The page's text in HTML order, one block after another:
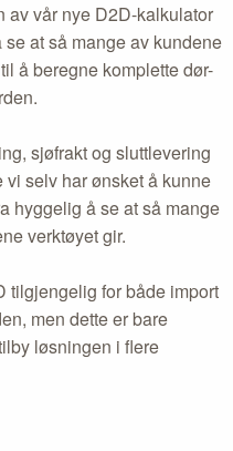
av vår nye D2D-kalkulator
at så mange av kundene
å beregne komplette dør-
sjøfrakt og sluttlevering
selv har ønsket å kunne
hyggelig å se at så mange
verktøyet gir.
tilgjengelig for både import
men dette er bare
løsningen i flere